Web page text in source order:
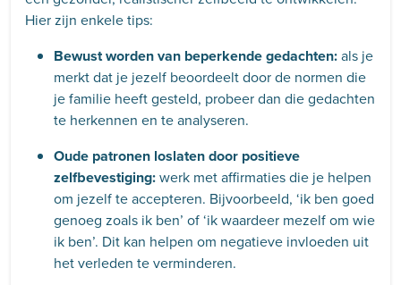
Hier zijn enkele tips:
Bewust worden van beperkende gedachten:als je
merkt dat je jezelf beoordeelt door de normen die
je familie heeft gesteld, probeer dan die gedachten
te herkennen en te analyseren.
Oude patronen loslaten door positieve
zelfbevestiging:werk met affirmaties die je helpen
om jezelf te accepteren. Bijvoorbeeld, ‘ik ben goed
genoeg zoals ik ben’ of ‘ik waardeer mezelf om wie
ik ben’. Dit kan helpen om negatieve invloeden uit
het verleden te verminderen.